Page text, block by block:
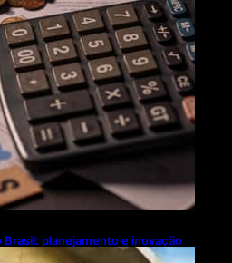
Brasil: planejamento e inovação
sobre futuro do agronegócio